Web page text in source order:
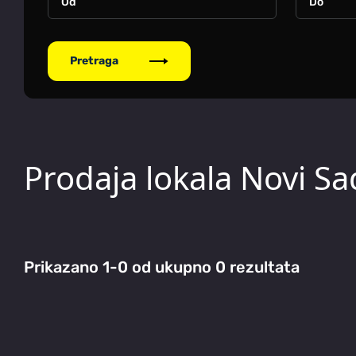
Pretraga
Prodaja lokala Novi
Prikazano 1-0 od ukupno 0 rezultata